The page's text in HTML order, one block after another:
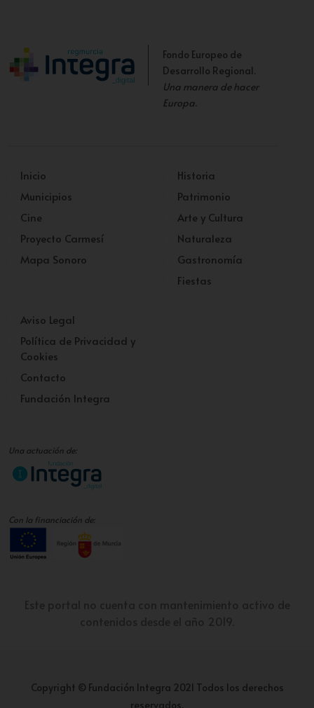
Fondo Europeo de
Desarrollo Regional.
Una manera de hacer
Europa.
Inicio
Municipios
Cine
Proyecto Carmesí
Mapa Sonoro
Historia
Patrimonio
Arte y Cultura
Naturaleza
Gastronomía
Fiestas
Aviso Legal
Política de Privacidad y
Cookies
Contacto
Fundación Integra
Una actuación de:
Con la financiación de:
Copyright © Fundación Integra 2021 Todos los derechos
reservados.